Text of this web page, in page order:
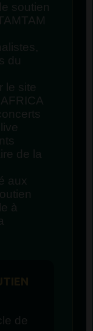
soutien
du
le site
de la
aux
à
de